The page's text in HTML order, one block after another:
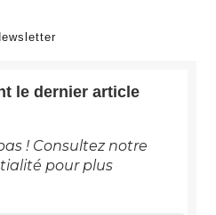
le dernier article
! Consultez notre
pour plus